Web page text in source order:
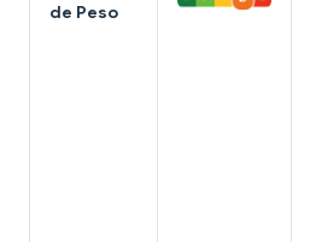
de Peso